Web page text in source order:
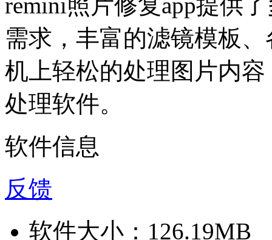
需求，丰富的滤镜模板
机上轻松的处理图片内
处理软件。
软件信息
反馈
软件大小： 126.19MB